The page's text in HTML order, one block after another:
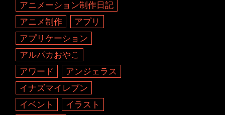
アニメーション制作日記
アニメ制作
アプリ
アプリケーション
アルパカおやこ
アワード
アンジェラス
イナズマイレブン
イベント
イラスト